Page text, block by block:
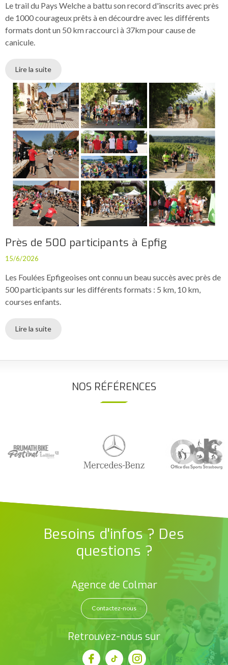
Le trail du Pays Welche a battu son record d'inscrits avec près
de 1000 courageux prêts à en décourdre avec les différents
formats dont un 50 km raccourci à 37km pour cause de
canicule.
Lire la suite
Près de 500 participants à Epfig
15/6/2026
Les Foulées Epfigeoises ont connu un beau succès avec près de
500 participants sur les différents formats : 5 km, 10 km,
courses enfants.
Lire la suite
NOS RÉFÉRENCES
Besoins d'infos ? Des
questions ?
Agence de Colmar
Contactez-nous
Retrouvez-nous sur